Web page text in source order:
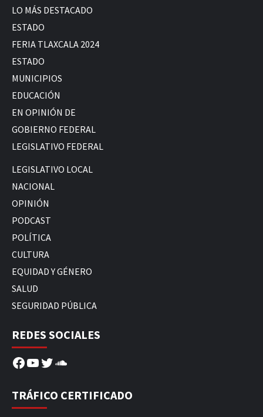
LO MÁS DESTACADO
ESTADO
FERIA TLAXCALA 2024
ESTADO
MUNICIPIOS
EDUCACIÓN
EN OPINIÓN DE
GOBIERNO FEDERAL
LEGISLATIVO FEDERAL
LEGISLATIVO LOCAL
NACIONAL
OPINIÓN
PODCAST
POLÍTICA
CULTURA
EQUIDAD Y GÉNERO
SALUD
SEGURIDAD PÚBLICA
REDES SOCIALES
Facebook
YouTube
Twitter
SoundCloud
TRÁFICO CERTIFICADO